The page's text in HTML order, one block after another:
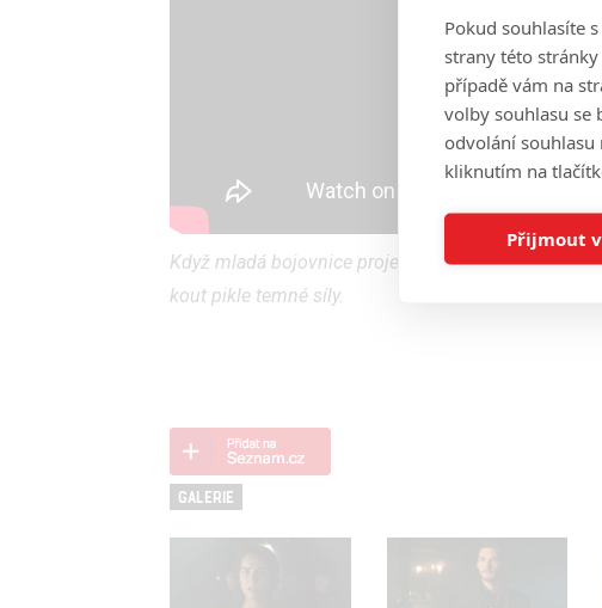
Když mladá bojovnice projeví kouzelné
kout pikle temné síly.
GALERIE
Pokud souhlasíte
strany této
případě vám na
volby souhlasu se
odvolání souhlasu
kliknutím na
Přijmout